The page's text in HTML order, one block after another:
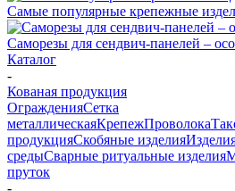
Самые популярные крепежные
Саморезы для сендвич-панелей –
Каталог
-
Кованая продукция
ОгражденияСетка
металлическаяКрепежПроволока
продукцияСкобяные изделия
средыСварные ритуальные изделия
пруток
-